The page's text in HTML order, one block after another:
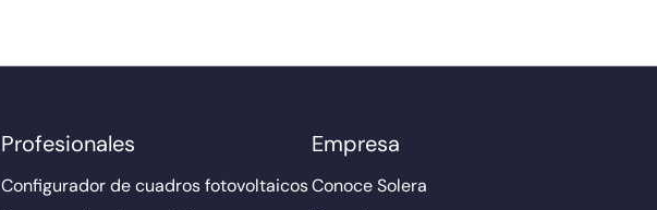
Profesionales
Configurador de cuadros fotovoltaicos
Empresa
Conoce Solera